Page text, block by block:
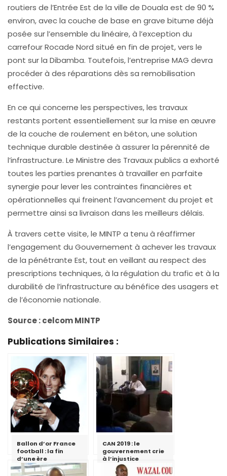
routiers de l’Entrée Est de la ville de Douala est de 90 %
environ, avec la couche de base en grave bitume déjà
posée sur l’ensemble du linéaire, à l’exception du
carrefour Rocade Nord situé en fin de projet, vers le
pont sur la Dibamba. Toutefois, l’entreprise MAG devra
procéder à des réparations dès sa remobilisation
effective.
En ce qui concerne les perspectives, les travaux
restants portent essentiellement sur la mise en œuvre
de la couche de roulement en béton, une solution
technique durable destinée à assurer la pérennité de
l’infrastructure. Le Ministre des Travaux publics a exhorté
toutes les parties prenantes à travailler en parfaite
synergie pour lever les contraintes financières et
opérationnelles qui freinent l’avancement du projet et
permettre ainsi sa livraison dans les meilleurs délais.
À travers cette visite, le MINTP a tenu à réaffirmer
l’engagement du Gouvernement à achever les travaux
de la pénétrante Est, tout en veillant au respect des
prescriptions techniques, à la régulation du trafic et à la
durabilité de l’infrastructure au bénéfice des usagers et
de l’économie nationale.
Source : celcom MINTP
Publications Similaires :
Ballon d’or France
football : la fin
d’une ère
CAN 2019 : le
gouvernement crie
à l’injustice